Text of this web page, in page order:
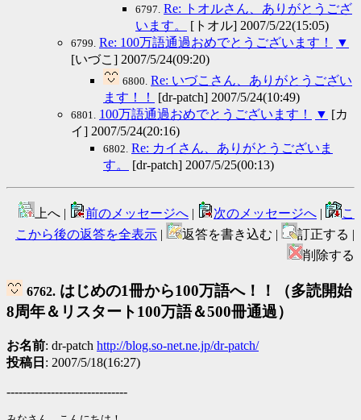
6797. Re: トオルさん、ありがとうござ
います。
[トオル] 2007/5/22(15:05)
6799. Re: 100万語通過おめでとうございます！
▼
[いづこ] 2007/5/24(09:20)
6800. Re: いづこさん、ありがとうござい
ます！！
[dr-patch] 2007/5/24(10:49)
6801. 100万語通過おめでとうございます！ ▼ [カ
イ] 2007/5/24(20:16)
6802. Re: カイさん、ありがとうございま
す。
[dr-patch] 2007/5/25(00:13)
上へ | 前のメッセージへ | 次のメッセージへ |
こ
こから後の返答を全表示 | 返答を書き込む |
訂正する |
削除する
6762. はじめの1冊から100万語へ！！（多読開始
8周年＆リスタート100万語＆500冊通過）
お名前: dr-patch http://blog.so-net.ne.jp/dr-patch/
投稿日 : 2007/5/18(16:27)
------------------------------